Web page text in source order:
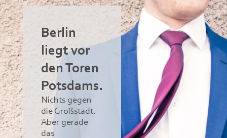
Berlin
liegt vor
den Toren
Potsdams.
Nichts gegen
die Großstadt.
Aber gerade
das